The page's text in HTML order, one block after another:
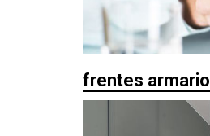
frentes armario